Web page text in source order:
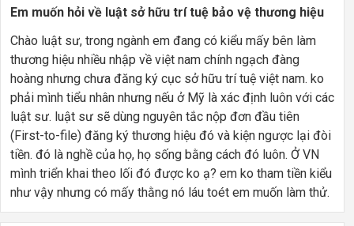
Em muốn hỏi về luật sở hữu trí tuệ bảo vệ thương hiệu
Chào luật sư, trong ngành em đang có kiểu mấy bên làm
thương hiệu nhiều nhập về việt nam chính ngạch đàng
hoàng nhưng chưa đăng ký cục sở hữu trí tuệ việt nam. ko
phải mình tiểu nhân nhưng nếu ở Mỹ là xác định luôn với các
luật sư. luật sư sẽ dùng nguyên tắc nộp đơn đầu tiên
(First-to-file) đăng ký thương hiệu đó và kiện ngược lại đòi
tiền. đó là nghề của họ, họ sống bằng cách đó luôn. Ở VN
mình triển khai theo lối đó được ko ạ? em ko tham tiền kiểu
như vậy nhưng có mấy thằng nó láu toét em muốn làm thử.